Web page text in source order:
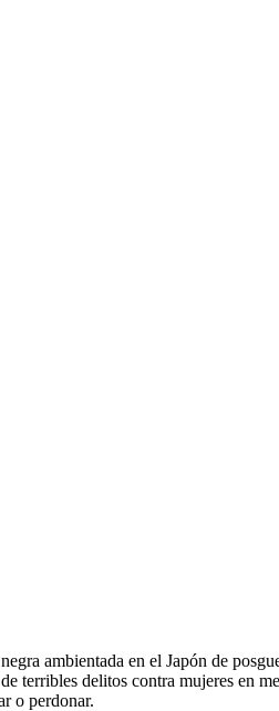
ambientada en el Japón de
terribles delitos contra mujeres en
o perdonar.